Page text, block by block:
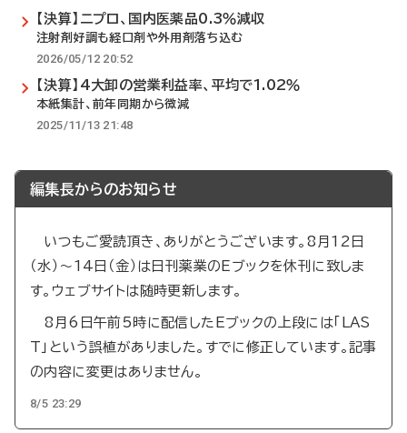
【決算】ニプロ、国内医薬品0.3％減収
注射剤好調も経口剤や外用剤落ち込む
2026/05/12 20:52
【決算】4大卸の営業利益率、平均で1.02％
本紙集計、前年同期から微減
2025/11/13 21:48
編集長からのお知らせ
いつもご愛読頂き、ありがとうございます。8月12日
（水）～14日（金）は日刊薬業のEブックを休刊に致しま
す。ウェブサイトは随時更新します。
8月6日午前5時に配信したEブックの上段には「LAS
T」という誤植がありました。すでに修正しています。記事
の内容に変更はありません。
8/5 23:29